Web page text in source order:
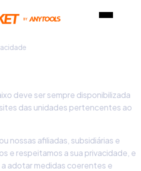
deve ser sempre disponibilizada
das unidades pertencentes ao
nossas afiliadas, subsidiárias e
e respeitamos a sua privacidade, e
adotar medidas coerentes e